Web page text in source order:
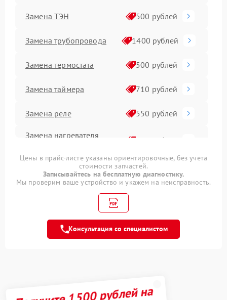
Замена ТЭН 500 рублей
Замена трубопровода 1400 рублей
Замена термостата 500 рублей
Замена таймера 710 рублей
Замена реле 550 рублей
Замена нагревателя
500 рублей
Замена фильтра
осушителя
500 рублей
Замена платы
управления (мат.платы,
500 рублей
морозильного отделения
500 рублей
Цены в прайс-листе указаны ориентировочные, без учета
стоимости запчастей.
Записывайтесь на бесплатную диагностику.
Мы проверим ваше устройство и укажем на неисправность.
Консультация со специалистом